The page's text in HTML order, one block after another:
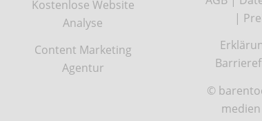
Kostenlose Website
Analyse
Content Marketing
Agentur
|
©